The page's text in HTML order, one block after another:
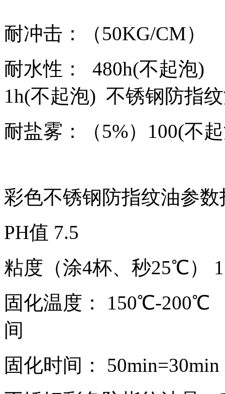
耐冲击：（50KG/
耐水性： 480h(不起
1h(不起泡) 不锈钢防指
耐盐雾：（5%）100(不
彩色不锈钢防指纹油参
PH值 7.5 颜
粘度（涂4杯、秒25℃
固化温度： 150℃-200℃
间
固化时间：